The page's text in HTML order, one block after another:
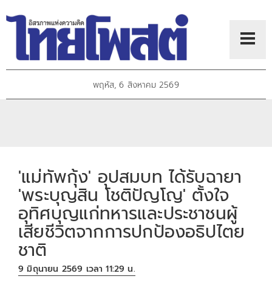
พฤหัส, 6 สิงหาคม 2569
'แม่ทัพกุ้ง' อุปสมบท ได้รับฉายา
'พระบุญสิน โชติปัญโญ' ตั้งใจ
อุทิศบุญแก่ทหารและประชาชนผู้
เสียชีวิตจากการปกป้องอธิปไตย
ชาติ
9 มิถุนายน 2569 เวลา 11:29 น.